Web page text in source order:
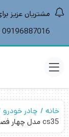
مشتریان عزیز
09196887016 هماهنگ کنید
خانه چادر خودرو
cs35 مدل چهار فصل